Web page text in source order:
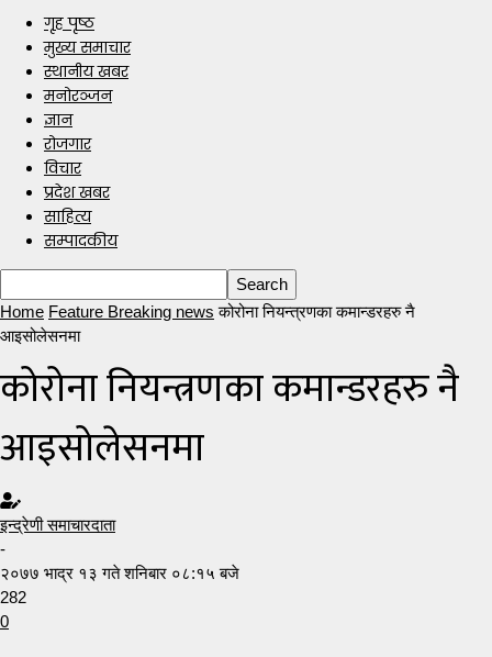
गृह पृष्ठ
मुख्य समाचार
स्थानीय खबर
मनोरञ्जन
ज्ञान
रोजगार
विचार
प्रदेश खबर
साहित्य
सम्पादकीय
Home Feature Breaking news कोरोना नियन्त्रणका कमान्डरहरु नै
आइसोलेसनमा
कोरोना नियन्त्रणका कमान्डरहरु नै
आइसोलेसनमा
इन्द्रेणी समाचारदाता
-
२०७७ भाद्र १३ गते शनिबार ०८:१५ बजे
282
0